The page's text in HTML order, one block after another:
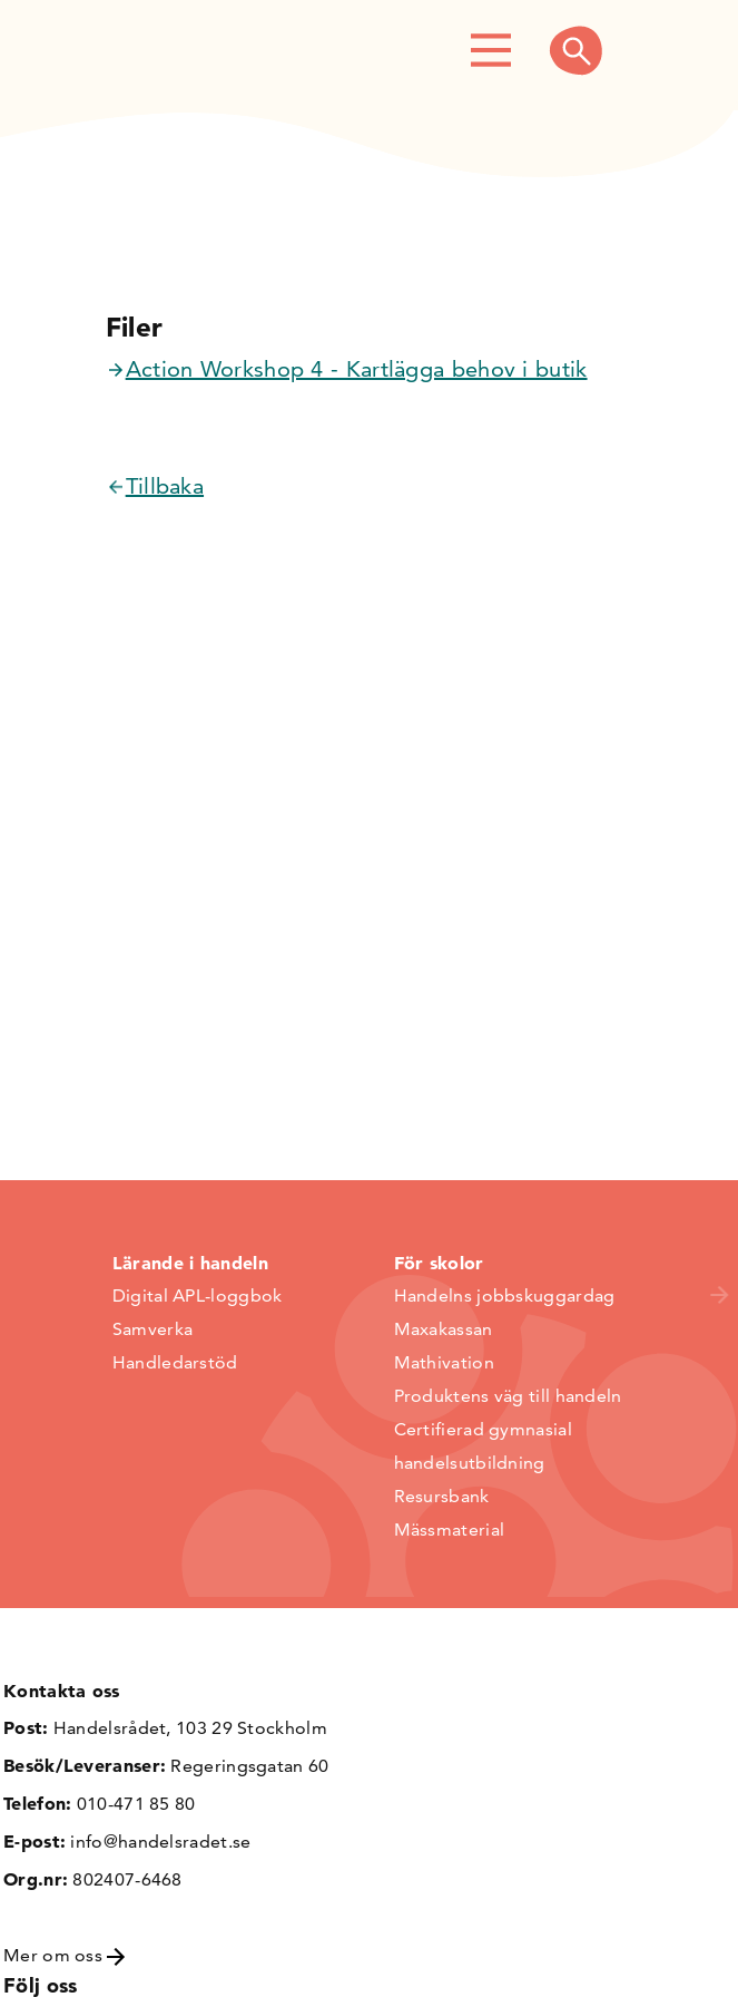
Filer
Action Workshop 4 - Kartlägga behov i butik
Tillbaka
Lärande i handeln
Digital APL-loggbok
Samverka
Handledarstöd
För skolor
Handelns jobbskuggardag
Maxakassan
Mathivation
Produktens väg till handeln
Certifierad gymnasial
handelsutbildning
Resursbank
Mässmaterial
Kontakta oss
Post: Handelsrådet, 103 29 Stockholm
Besök/Leveranser: Regeringsgatan 60
Telefon: 010-471 85 80
E-post: info@handelsradet.se
Org.nr: 802407-6468
Mer om oss
Följ oss